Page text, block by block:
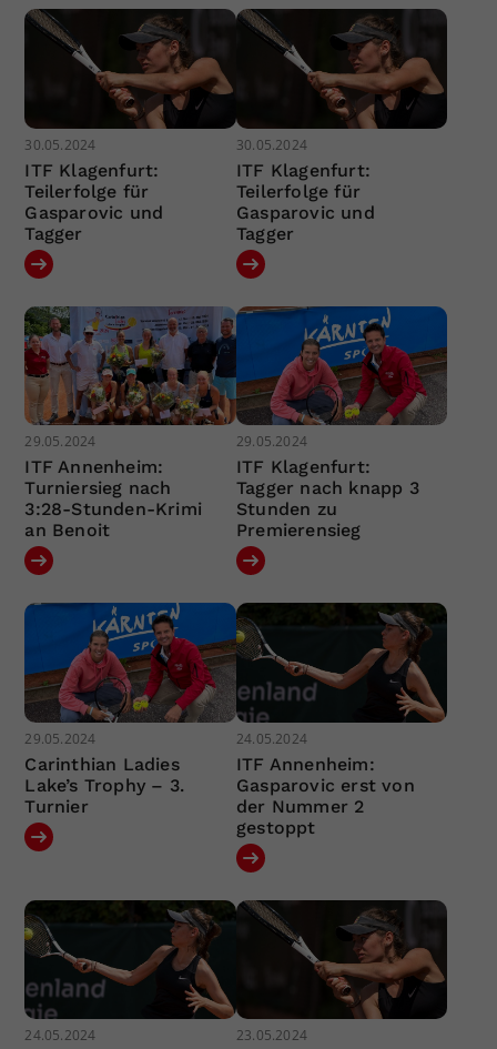
30.05.2024
ITF Klagenfurt:
Teilerfolge für
Gasparovic und
Tagger
30.05.2024
ITF Klagenfurt:
Teilerfolge für
Gasparovic und
Tagger
29.05.2024
ITF Annenheim:
Turniersieg nach
3:28-Stunden-Krimi
an Benoit
29.05.2024
ITF Klagenfurt:
Tagger nach knapp 3
Stunden zu
Premierensieg
29.05.2024
Carinthian Ladies
Lake’s Trophy – 3.
Turnier
24.05.2024
ITF Annenheim:
Gasparovic erst von
der Nummer 2
gestoppt
24.05.2024 23.05.2024